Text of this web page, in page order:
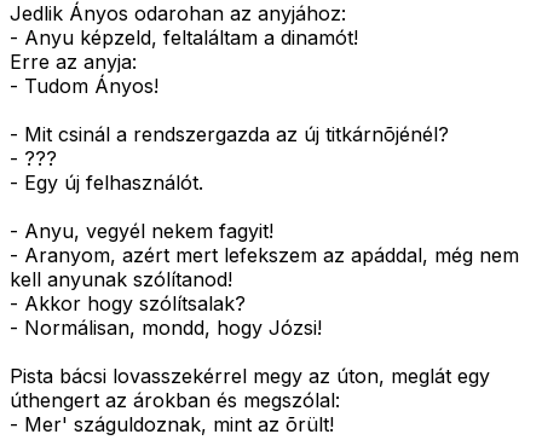
Jedlik Ányos odarohan az anyjához:
- Anyu képzeld, feltaláltam a dinamót!
Erre az anyja:
- Tudom Ányos!
- Mit csinál a rendszergazda az új titkárnõjénél?
- ???
- Egy új felhasználót.
- Anyu, vegyél nekem fagyit!
- Aranyom, azért mert lefekszem az apáddal, még nem
kell anyunak szólítanod!
- Akkor hogy szólítsalak?
- Normálisan, mondd, hogy Józsi!
Pista bácsi lovasszekérrel megy az úton, meglát egy
úthengert az árokban és megszólal:
- Mer' száguldoznak, mint az õrült!